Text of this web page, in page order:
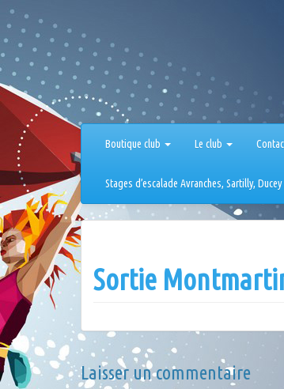
Aller
au
contenu
Boutique club Le club
Stages d’escalade Avranches, Sartilly, Ducey
Sortie
Laisser un commentaire